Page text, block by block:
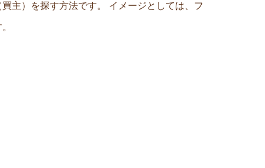
主）を探す方法です。 イメージとしては、フ